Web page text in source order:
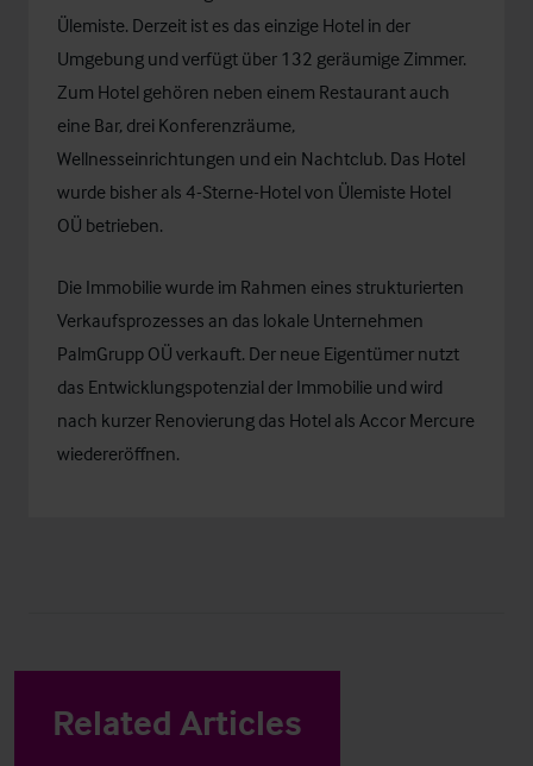
Ülemiste. Derzeit ist es das einzige Hotel in der
Umgebung und verfügt über 132 geräumige Zimmer.
Zum Hotel gehören neben einem Restaurant auch
eine Bar, drei Konferenzräume,
Wellnesseinrichtungen und ein Nachtclub. Das Hotel
wurde bisher als 4-Sterne-Hotel von Ülemiste Hotel
OÜ betrieben.
Die Immobilie wurde im Rahmen eines strukturierten
Verkaufsprozesses an das lokale Unternehmen
PalmGrupp OÜ verkauft. Der neue Eigentümer nutzt
das Entwicklungspotenzial der Immobilie und wird
nach kurzer Renovierung das Hotel als Accor Mercure
wiedereröffnen.
Related Articles